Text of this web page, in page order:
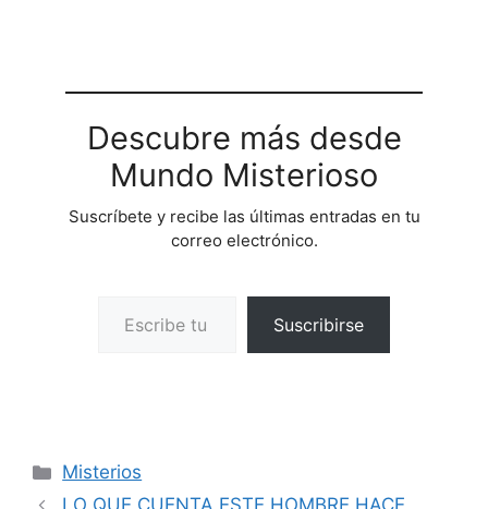
Descubre más desde
Mundo Misterioso
Suscríbete y recibe las últimas entradas en tu
correo electrónico.
Suscribirse
Categorías
Misterios